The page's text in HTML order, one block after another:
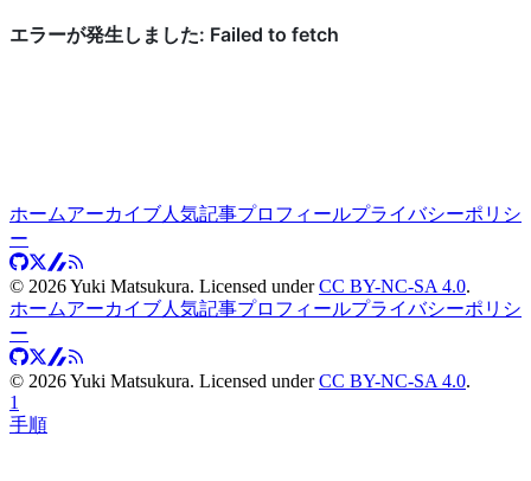
ホームアーカイブ人気記事プロフィールプライバシーポリシ
ー
© 2026Yuki Matsukura. Licensed underCC BY-NC-SA 4.0.
ホームアーカイブ人気記事プロフィールプライバシーポリシ
ー
© 2026Yuki Matsukura. Licensed underCC BY-NC-SA 4.0.
1
手順